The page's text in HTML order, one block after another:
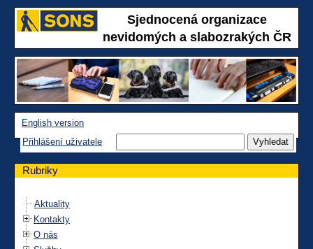
Sjednocená organizace
nevidomých a slabozrakých ČR
English version
Přihlášení uživatele
Rubriky
Aktuality
Kontakty
O nás